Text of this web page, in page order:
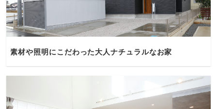
素材や照明にこだわった大人ナチュラルなお家